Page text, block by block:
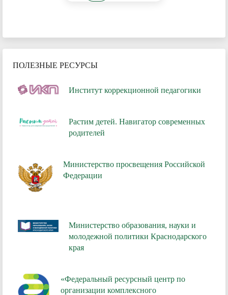
ПОЛЕЗНЫЕ РЕСУРСЫ
Институт коррекционной педагогики
Растим детей. Навигатор современных
родителей
Министерство просвещения Российской
Федерации
Министерство образования, науки и
молодежной политики Краснодарского
края
«Федеральный ресурсный центр по
организации комплексного